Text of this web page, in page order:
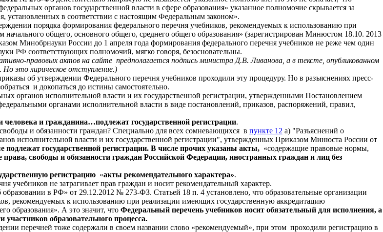
органов государственной власти в сфере образования» указанное полномочие скрывается за
в соответствии с настоящим Федеральным законом».
порядка формирования федерального перечня учебников, рекомендуемых к использованию при
общего, основного общего, среднего общего образования» (зарегистрирован Минюстом 18.10. 2013
Минобрнауки России до 1 апреля года формирования федерального перечня учебников не реже чем один
РФ соответствующих полномочий, мягко говоря, безосновательны.
правовых актов на сайте предполагается подпись министра Д.В. Ливанова, а в тексте, опубликованном
это лирическое отступление.)
об утверждении Федерального перечня учебников проходили эту процедуру. Но в разъяснениях пресс-
и докопаться до истины самостоятельно.
органов исполнительной власти и их государственной регистрации, утвержденными Постановлением
органами исполнительной власти в виде постановлений, приказов, распоряжений, правил,
и гражданина…подлежат государственной регистрации.
и обязанности граждан? Специально для всех сомневающихся в пункте 12 а) "Разъяснений о
исполнительной власти и их государственной регистрации", утвержденных Приказом Минюста России от
государственной регистрации. В числе прочих указаны акты, «содержащие правовые нормы,
свободы и обязанности граждан Российской Федерации, иностранных граждан и лиц без
регистрацию «акты рекомендательного характера».
учебников не затрагивает прав граждан и носит рекомендательный характер.
в РФ» от 29.12.2012 № 273-ФЗ. Статьей 18 п. 4 установлено, что образовательные организации
рекомендуемых к использованию при реализации имеющих государственную аккредитацию
образования». А это значит, что Федеральный перечень учебников носит обязательный для исполнения, а
образовательного процесса.
перечней тоже содержали в своем названии слово «рекомендуемый», при этом проходили регистрацию в